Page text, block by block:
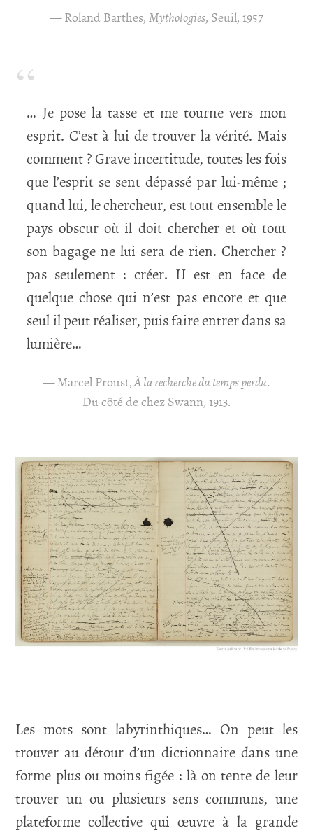
Roland Barthes, Mythologies, Seuil, 1957
… Je pose la tasse et me tourne vers mon
esprit. C’est à lui de trouver la vérité. Mais
comment ? Grave incertitude, toutes les fois
que l’esprit se sent dépassé par lui-même ;
quand lui, le chercheur, est tout ensemble le
pays obscur où il doit chercher et où tout
son bagage ne lui sera de rien. Chercher ?
pas seulement : créer. II est en face de
quelque chose qui n’est pas encore et que
seul il peut réaliser, puis faire entrer dans sa
lumière…
Marcel Proust,À la recherche du temps perdu.
Du côté de chez Swann, 1913.
Les mots sont labyrinthiques… On peut les
trouver au détour d’un dictionnaire dans une
forme plus ou moins figée : là on tente de leur
trouver un ou plusieurs sens communs, une
plateforme collective qui œuvre à la grande